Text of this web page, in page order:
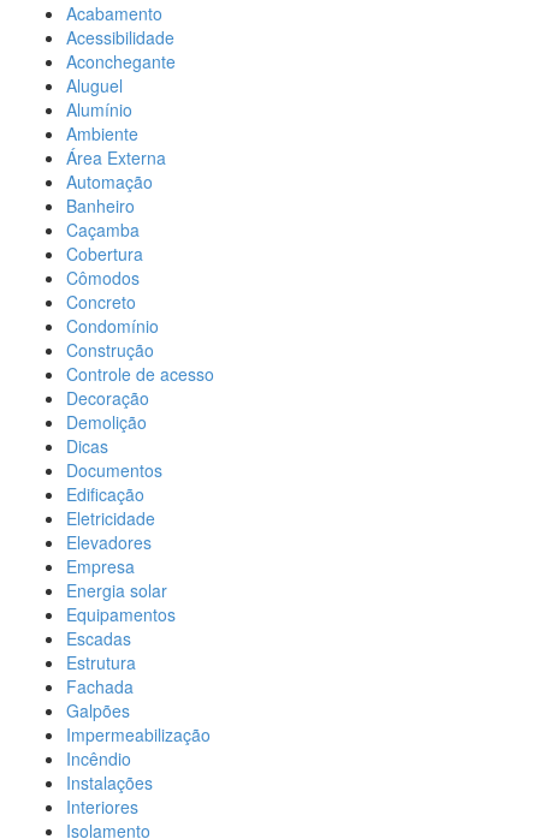
Acabamento
Acessibilidade
Aconchegante
Aluguel
Alumínio
Ambiente
Área Externa
Automação
Banheiro
Caçamba
Cobertura
Cômodos
Concreto
Condomínio
Construção
Controle de acesso
Decoração
Demolição
Dicas
Documentos
Edificação
Eletricidade
Elevadores
Empresa
Energia solar
Equipamentos
Escadas
Estrutura
Fachada
Galpões
Impermeabilização
Incêndio
Instalações
Interiores
Isolamento